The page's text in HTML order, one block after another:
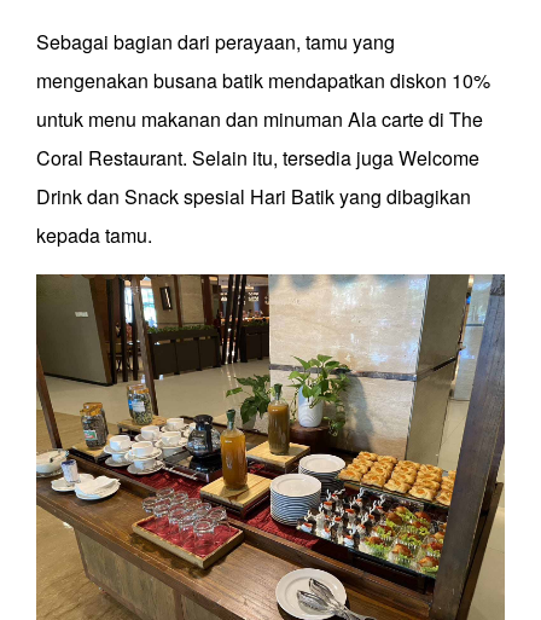
Sebagai bagian dari perayaan, tamu yang
mengenakan busana batik mendapatkan diskon 10%
untuk menu makanan dan minuman Ala carte di The
Coral Restaurant. Selain itu, tersedia juga Welcome
Drink dan Snack spesial Hari Batik yang dibagikan
kepada tamu.